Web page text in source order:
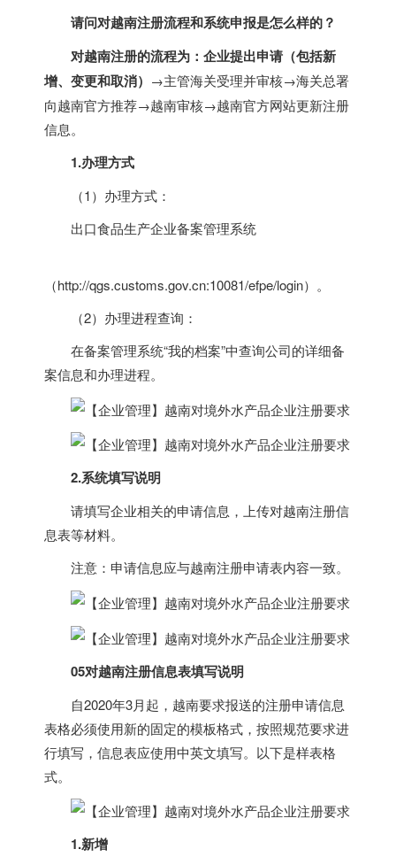
请问对越南注册流程和系统申报是怎么样的？
对越南注册的流程为：企业提出申请（包括新
增、变更和取消） →主管海关受理并审核→海关总署
向越南官方推荐→越南审核→越南官方网站更新注册
信息。
1.办理方式
（1）办理方式：
出口食品生产企业备案管理系统
（http://qgs.customs.gov.cn:10081/efpe/login）。
（2）办理进程查询：
在备案管理系统“我的档案”中查询公司的详细备
案信息和办理进程。
2.系统填写说明
请填写企业相关的申请信息，上传对越南注册信
息表等材料。
注意：申请信息应与越南注册申请表内容一致。
05对越南注册信息表填写说明
自2020年3月起， 越南要求报送的注册申请信息
表格必须使用新的固定的模板格式，按照规范要求进
行填写，信息表应使用中英文填写。以下是样表格
式。
1.新增